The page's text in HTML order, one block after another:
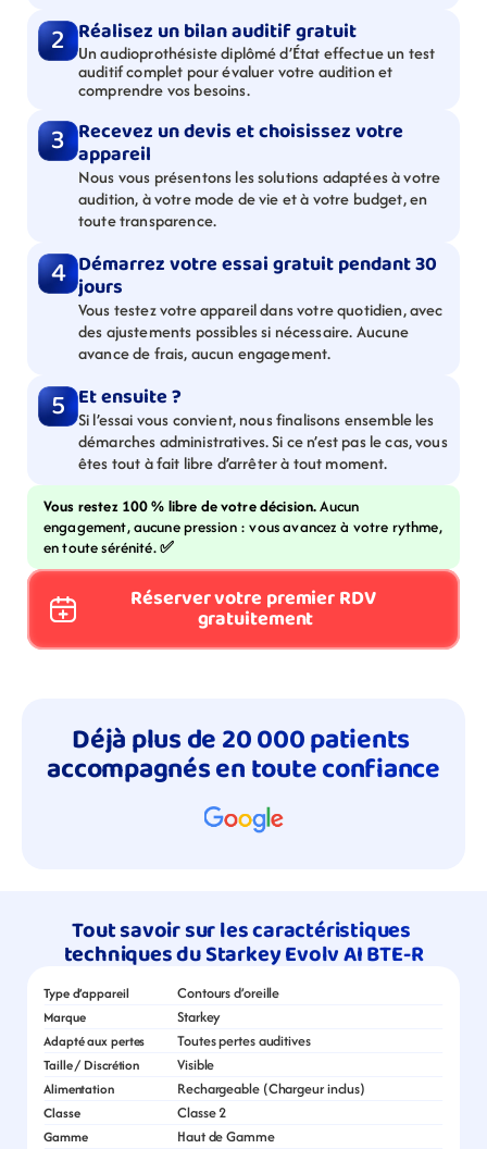
2 Réalisez un bilan auditif gratuit
Un audioprothésiste diplômé d’État effectue un test
auditif complet pour évaluer votre audition et
comprendre vos besoins.
3 Recevez un devis et choisissez votre
appareil
Nous vous présentons les solutions adaptées à votre
audition, à votre mode de vie et à votre budget, en
toute transparence.
4 Démarrez votre essai gratuit pendant 30
jours
Vous testez votre appareil dans votre quotidien, avec
des ajustements possibles si nécessaire. Aucune
avance de frais, aucun engagement.
5 Et ensuite ?
Si l’essai vous convient, nous finalisons ensemble les
démarches administratives. Si ce n’est pas le cas, vous
êtes tout à fait libre d’arrêter à tout moment.
Vous restez 100 % libre de votre décision. Aucun
engagement, aucune pression : vous avancez à votre rythme,
en toute sérénité. ✅
Réserver votre premier RDV
gratuitement
Déjà plus de 20 000 patients
accompagnés en toute confiance
Tout savoir sur les caractéristiques
techniques du Starkey Evolv AI BTE-R
Type d’appareil Contours d’oreille
Marque Starkey
Adapté aux pertes Toutes pertes auditives
Taille / Discrétion Visible
Alimentation Rechargeable (Chargeur inclus)
Classe Classe 2
Gamme Haut de Gamme